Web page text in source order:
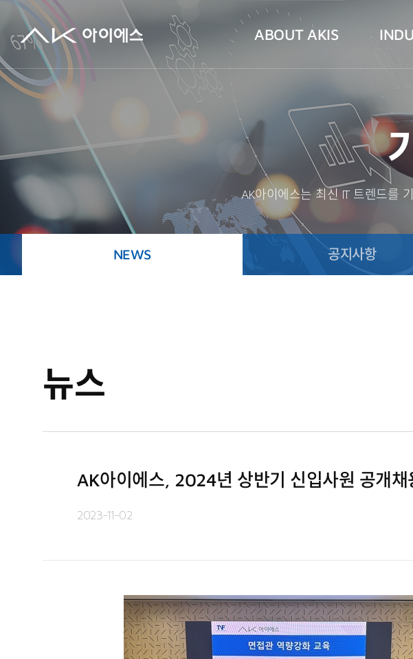
ABOUT AKIS
AK아이에스는 최신 IT 트렌드를
NEWS 공지사항
뉴스
AK아이에스, 2024년 상반기 신입사원 공개채
2023-11-02